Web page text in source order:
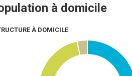
à domicile
À DOMICILE